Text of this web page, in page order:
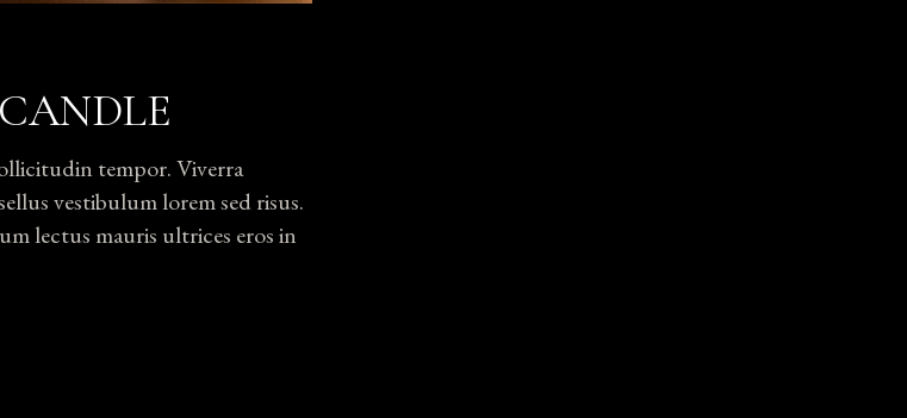
tempor. Viverra
vestibulum lorem sed risus.
lectus mauris ultrices eros in